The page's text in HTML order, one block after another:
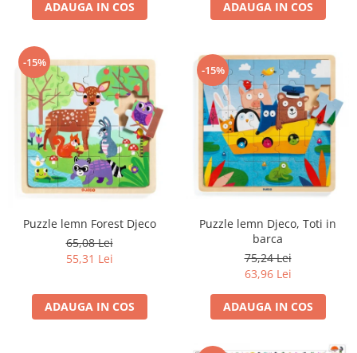
ADAUGA IN COS ADAUGA IN COS
-15%
Puzzle lemn Forest Djeco
65,08 Lei
55,31 Lei
ADAUGA IN COS
-15%
Puzzle lemn Djeco, Toti in
barca
75,24 Lei
63,96 Lei
ADAUGA IN COS